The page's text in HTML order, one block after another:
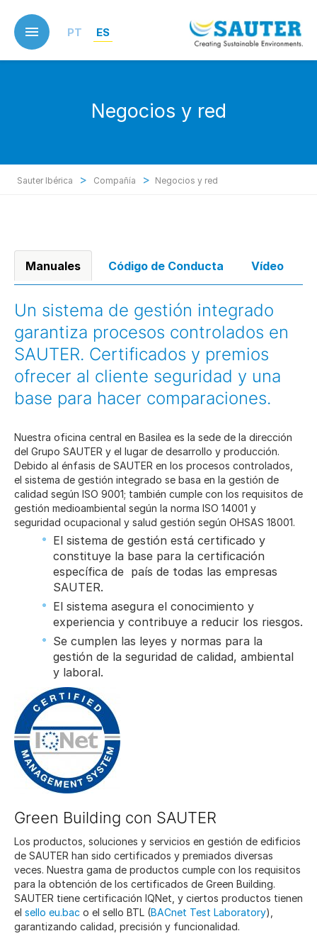
main
content
PT ES
Negocios y red
Sauter Ibérica > Compañía > Negocios y red
Manuales Código de Conducta Vídeo
Un sistema de gestión integrado
garantiza procesos controlados en
SAUTER. Certificados y premios
ofrecer al cliente seguridad y una
base para hacer comparaciones.
Nuestra oficina central en Basilea es la sede de la dirección
del Grupo SAUTER y el lugar de desarrollo y producción.
Debido al énfasis de SAUTER en los procesos controlados,
el sistema de gestión integrado se basa en la gestión de
calidad según ISO 9001; también cumple con los requisitos de
gestión medioambiental según la norma ISO 14001 y
seguridad ocupacional y salud gestión según OHSAS 18001.
El sistema de gestión está certificado y
constituye la base para la certificación
específica de país de todas las empresas
SAUTER.
El sistema asegura el conocimiento y
experiencia y contribuye a reducir los riesgos.
Se cumplen las leyes y normas para la
gestión de la seguridad de calidad, ambiental
y laboral.
Green Building con SAUTER
Los productos, soluciones y servicios en gestión de edificios
de SAUTER han sido certificados y premiados diversas
veces. Nuestra gama de productos cumple con los requisitos
para la obtención de los certificados de Green Building.
SAUTER tiene certificación IQNet, y ciertos productos tienen
el sello eu.bac o el sello BTL (BACnet Test Laboratory),
garantizando calidad, precisión y funcionalidad.